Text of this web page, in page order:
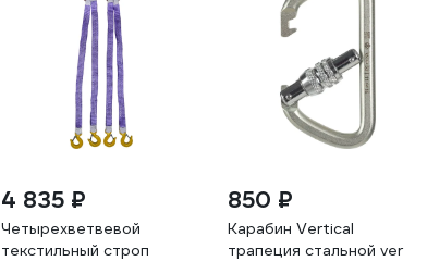
4 835 ₽
Четырехветвевой
текстильный строп
850 ₽
Карабин Vertical
трапеция стальной ver